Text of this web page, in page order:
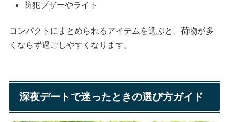
防犯ブザーやライト
コンパクトにまとめられるアイテムを選ぶと、荷物が多
くならず過ごしやすくなります。
深夜デートで迷ったときの選び方ガイド